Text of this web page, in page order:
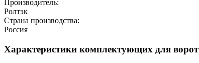
Производитель:
Ролтэк
Страна производства:
Россия
Характеристики комплектующих для ворот